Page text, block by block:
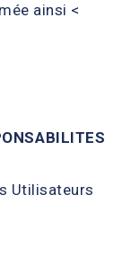
ainsi <
Utilisateurs